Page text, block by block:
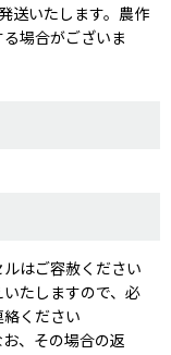
送いたします。農作
場合がございま
はご容赦ください
たしますので、必
ください
、その場合の返